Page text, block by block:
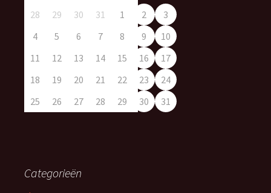
28 29 30 31 1 2
3
4
5 6 7 8 9
10
11
12 13 14 15 16
17
18
19 20 21 22 23
24
25
26 27 28 29 30 31
Categorieën